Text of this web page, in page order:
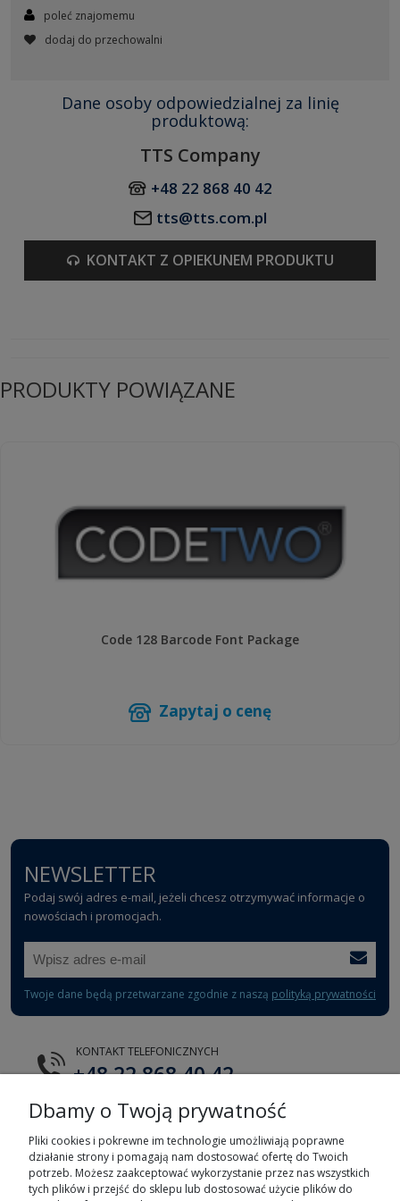
poleć znajomemu
dodaj do przechowalni
Dane osoby odpowiedzialnej za linię
produktową:
TTS Company
+48 22 868 40 42
tts@tts.com.pl
KONTAKT Z OPIEKUNEM PRODUKTU
PRODUKTY POWIĄZANE
Code 128 Barcode Font Package
Zapytaj o cenę
NEWSLETTER
Podaj swój adres e-mail, jeżeli chcesz otrzymywać informacje o
nowościach i promocjach.
Twoje dane będą przetwarzane zgodnie z naszą polityką prywatności
KONTAKT TELEFONICZNYCH
+48 22 868 40 42
E-MAIL
tts@tts.com.pl
Dbamy o Twoją prywatność
Pliki cookies i pokrewne im technologie umożliwiają poprawne
działanie strony i pomagają nam dostosować ofertę do Twoich
potrzeb. Możesz zaakceptować wykorzystanie przez nas wszystkich
tych plików i przejść do sklepu lub dostosować użycie plików do